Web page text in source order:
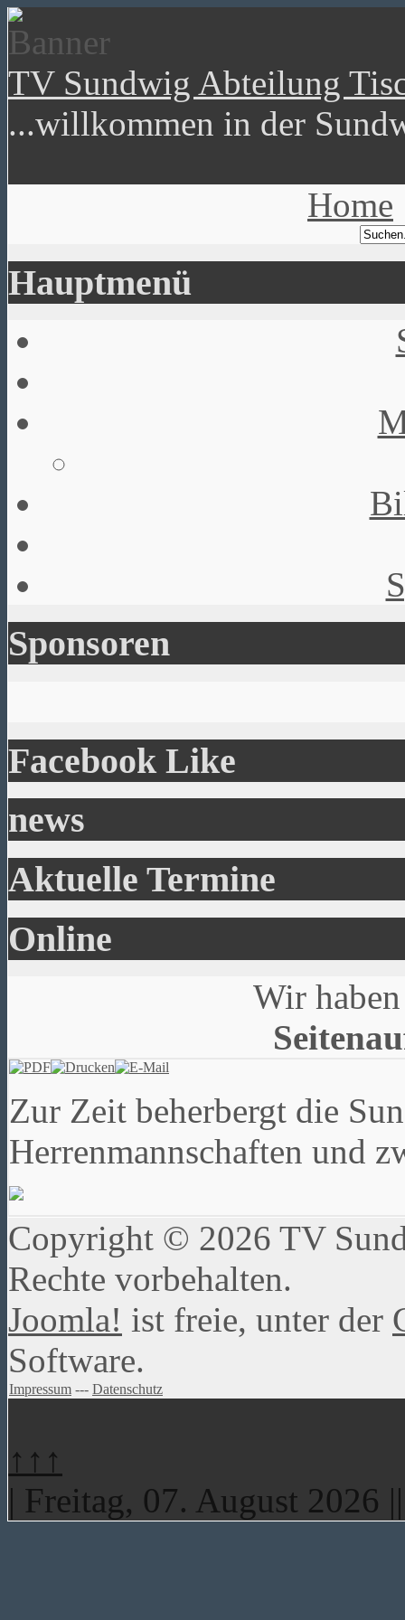
TV Sundwig Abteilung
...willkommen in der
Home
Hauptmenü
Sponsoren
Facebook Like
news
Aktuelle Termine
Online
Wir
Zur Zeit beherbergt die
Herrenmannschaften und
Copyright © 2026 TV
Rechte vorbehalten.
Joomla! ist freie, unter der
Software.
Impressum --- Datenschutz
↑↑↑
| Freitag, 07. August 2026